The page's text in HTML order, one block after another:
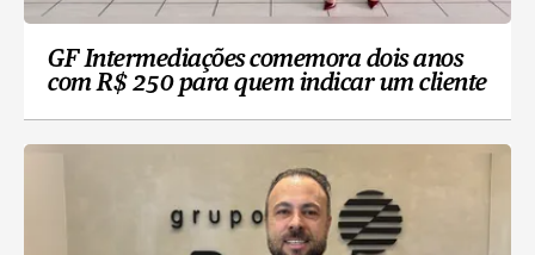
GF Intermediações comemora dois anos
com R$ 250 para quem indicar um cliente